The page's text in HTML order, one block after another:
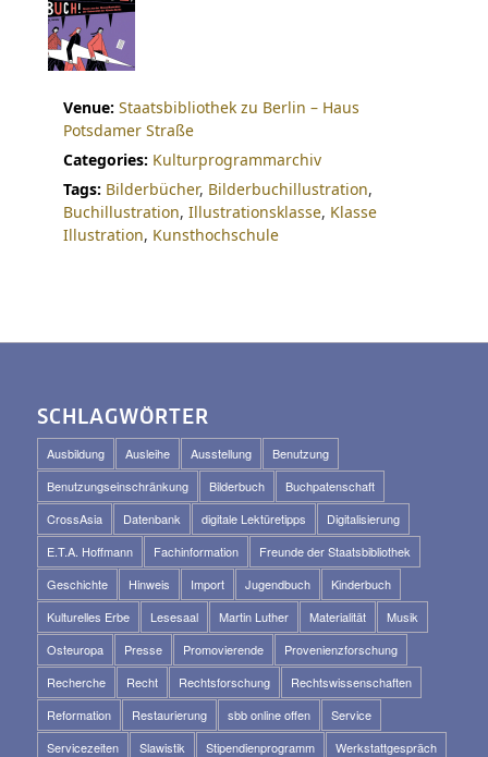
Venue: Staatsbibliothek zu Berlin – Haus
Potsdamer Straße
Categories: Kulturprogrammarchiv
Tags: Bilderbücher, Bilderbuchillustration,
Buchillustration, Illustrationsklasse, Klasse
Illustration, Kunsthochschule
SCHLAGWÖRTER
Ausbildung Ausleihe Ausstellung
Benutzung
Benutzungseinschränkung
Bilderbuch
Buchpatenschaft
CrossAsia
Datenbank digitale Lektüretipps
Digitalisierung
E.T.A. Hoffmann
Fachinformation
Freunde der Staatsbibliothek
Geschichte
Hinweis Import Jugendbuch
Kinderbuch
Kulturelles Erbe
Lesesaal Martin Luther Materialität
Musik
Osteuropa
Presse Promovierende
Provenienzforschung
Recherche
Recht Rechtsforschung
Rechtswissenschaften
Reformation
Restaurierung sbb online offen
Service
Servicezeiten
Slawistik Stipendienprogramm
Werkstattgespräch